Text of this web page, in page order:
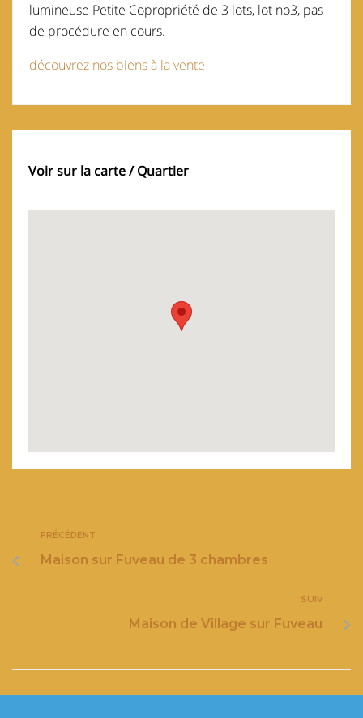
lumineuse Petite Copropriété de 3 lots, lot no3, pas
de procédure en cours.
découvrez nos biens à la vente
Voir sur la carte / Quartier
PRÉCÉDENT
Maison sur Fuveau de 3 chambres
SUIV
Maison de Village sur Fuveau